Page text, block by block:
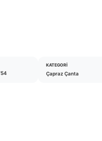
KATEGORI
Çapraz Çanta